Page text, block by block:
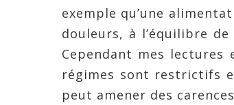
exemple qu’une
douleurs, à l’équilibre
Cependant mes
régimes sont restrictifs
peut amener des